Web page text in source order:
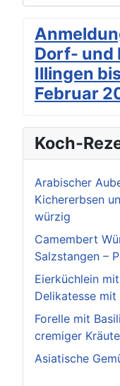
Dorf- und
Illingen
Februar
Koch-
Arabischer
Kichererbsen
würzig
Camembert
Salzstangen –
Eierküchlein
Delikatesse
Forelle mit
cremiger
Asiatische